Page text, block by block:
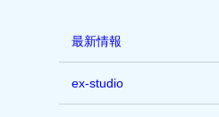
最新情報
ex-studio